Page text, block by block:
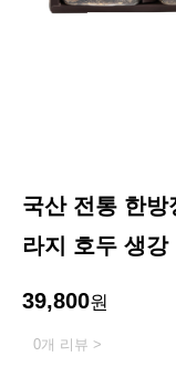
국산 전통 한
라지 호두 생강
39,800원
0개 리뷰 >